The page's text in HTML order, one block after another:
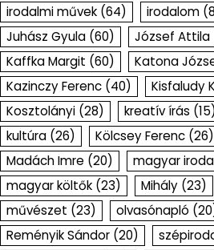
irodalmi művek (64) irodalom
Juhász Gyula (60) József Attila
Kaffka Margit (60) Katona
Kazinczy Ferenc (40) Kisfaludy
Kosztolányi (28) kreatív írás (15)
kultúra (26) Kölcsey Ferenc (26)
Madách Imre (20) magyar
magyar költők (23) Mihály (23)
művészet (23) olvasónapló
Reményik Sándor (20)